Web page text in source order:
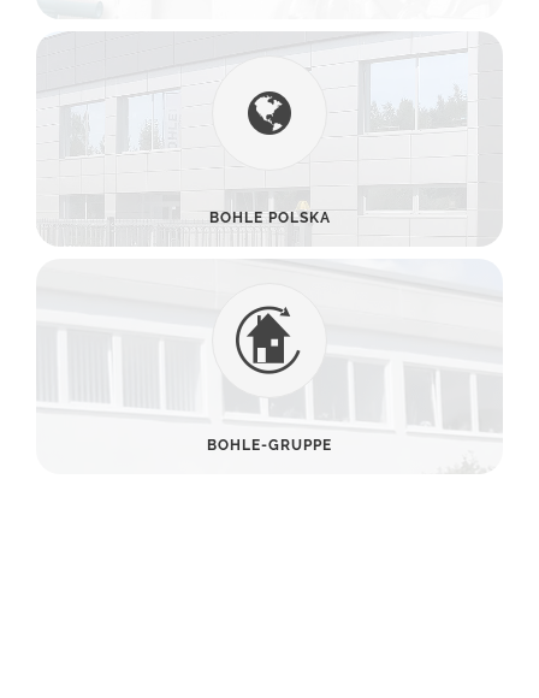
BOHLE POLSKA
BOHLE-GRUPPE